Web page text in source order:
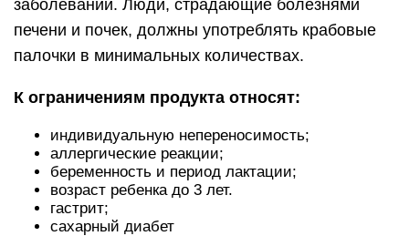
заболеваний. Люди, страдающие болезнями
печени и почек, должны употреблять крабовые
палочки в минимальных количествах.
К ограничениям продукта относят:
индивидуальную непереносимость;
аллергические реакции;
беременность и период лактации;
возраст ребенка до 3 лет.
гастрит;
сахарный диабет